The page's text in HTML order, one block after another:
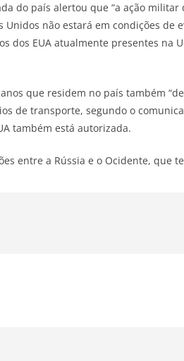
do país alertou que “a ação
Unidos não estará em condições de
dos EUA atualmente presentes na
que residem no país também
de transporte, segundo o
também está autorizada.
entre a Rússia e o Ocidente, que